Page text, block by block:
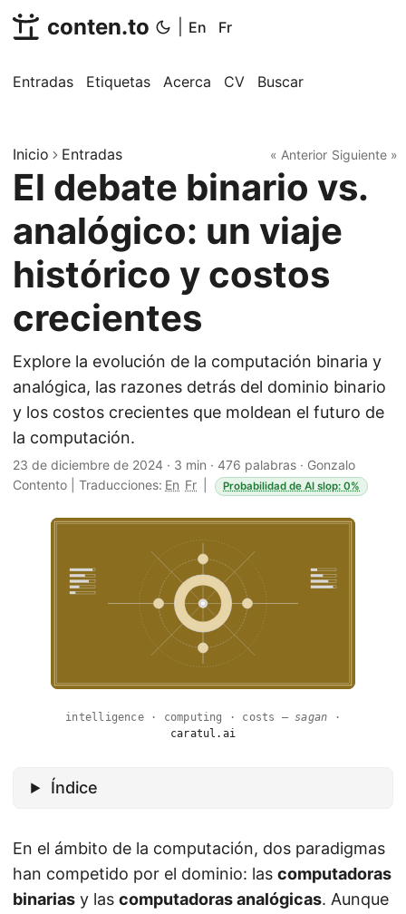
conten.to En Fr
Entradas Etiquetas Acerca CV Buscar
Inicio Entradas « Anterior Siguiente »
El debate binario vs.
analógico: un viaje
histórico y costos
crecientes
Explore la evolución de la computación binaria y
analógica, las razones detrás del dominio binario
y los costos crecientes que moldean el futuro de
la computación.
23 de diciembre de 2024 · 3 min · 476 palabras · Gonzalo
Contento
Traducciones: En Fr Probabilidad de AI slop: 0%
intelligence · computing · costs —sagan ·
caratul.ai
Índice
En el ámbito de la computación, dos paradigmas
han competido por el dominio: las computadoras
binarias y las computadoras analógicas. Aunque